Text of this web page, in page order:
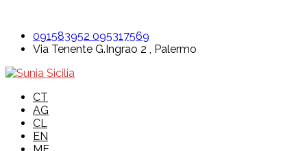
content091583952 095317569
Via Tenente G.Ingrao 2 , Palermo
Sunia Sicilia
CT
AG
CL
EN